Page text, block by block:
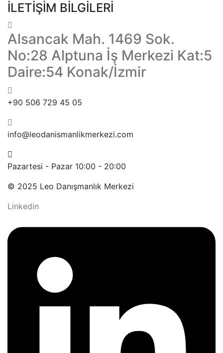
İLETİŞİM BİLGİLERİ
Alsancak Mah. 1469 Sok.
No:28 Alptuna İş Merkezi Kat:5
Daire:54 Konak/İzmir
+90 506 729 45 05
info@leodanismanlikmerkezi.com
Pazartesi - Pazar 10:00 - 20:00
© 2025 Leo Danışmanlık Merkezi
Linkedin